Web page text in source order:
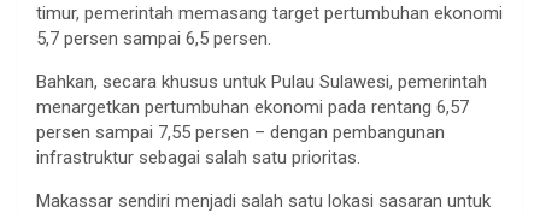
timur, pemerintah memasang target pertumbuhan ekonomi
5,7 persen sampai 6,5 persen.
Bahkan, secara khusus untuk Pulau Sulawesi, pemerintah
menargetkan pertumbuhan ekonomi pada rentang 6,57
persen sampai 7,55 persen – dengan pembangunan
infrastruktur sebagai salah satu prioritas.
Makassar sendiri menjadi salah satu lokasi sasaran untuk